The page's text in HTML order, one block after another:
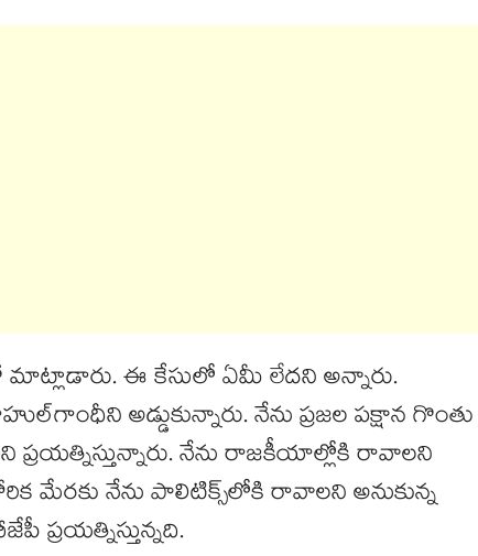
ఈ కేసులో ఏమీ లేదని అన్నారు.
అడ్డుకున్నారు. నేను ప్రజల పక్షాన గొంతు
ప్రయత్నిస్తున్నారు. నేను రాజకీయాల్లోకి రావాలని
మేరకు నేను పాలిటిక్స్‌‌లోకి రావాలని అనుకున్న
ప్రయత్నిస్తున్నది.